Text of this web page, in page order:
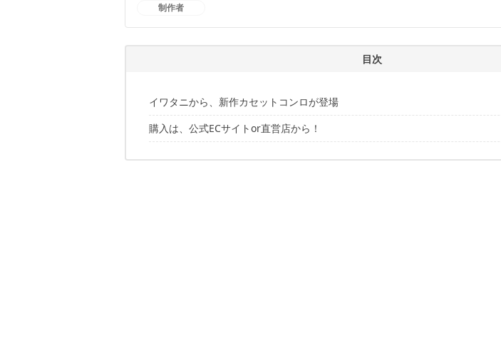
制作者
目次
イワタニから、新作カセットコンロが登場
お盆のような和デザイン
購入は、公式ECサイトor直営店から！